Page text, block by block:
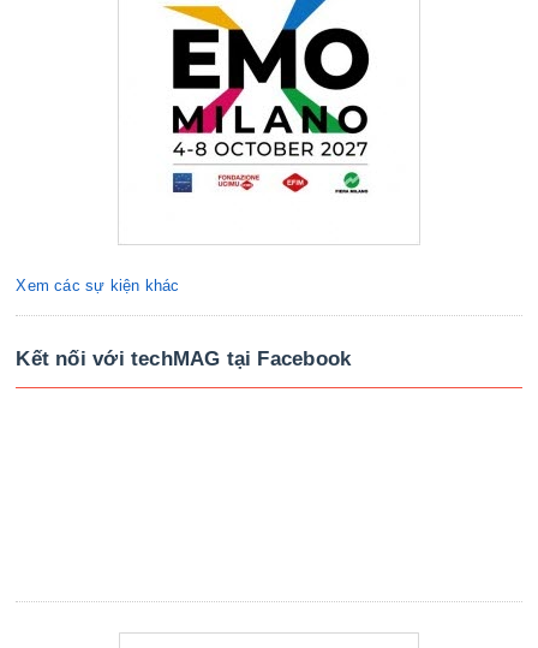
Xem các sự kiện khác
Kết nối với techMAG tại Facebook